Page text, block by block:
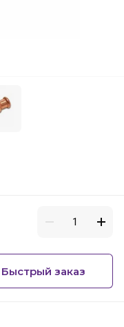
Быстрый заказ